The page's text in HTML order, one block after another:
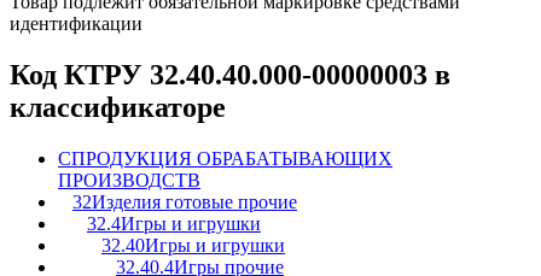
идентификации
Код КТРУ 32.40.40.000-00000003 в
классификаторе
CПРОДУКЦИЯ ОБРАБАТЫВАЮЩИХ
ПРОИЗВОДСТВ
32Изделия готовые прочие
32.4Игры и игрушки
32.40Игры и игрушки
32.40.4Игры прочие